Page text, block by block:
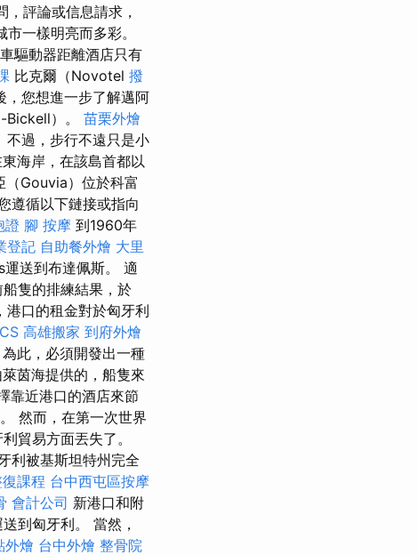
評論或信息請求，
一樣明亮而多彩。
驅動器距離酒店只有
比克爾（Novotel 撥
，您想進一步了解邁阿
Bickell）。 苗栗外燴
不過，步行不遠只是小
海岸，在該島首都以
（Gouvia）位於科富
遵循以下鏈接或指向
證 腳 按摩 到1960年
登記 自助餐外燴 大里
送到布達佩斯。 適
隻的排練結果，於
港口的租金對於匈牙利
高雄搬家 到府外燴
為此，必須開發出一種
茵海提供的，船隻來
靠近港口的酒店來節
然而，在第一次世界
貿易方面丟失了。
利被基斯坦特州完全
課程 台中西屯區按摩
會計公司 新港口和附
到匈牙利。 當然，
外燴 台中外燴 整骨院